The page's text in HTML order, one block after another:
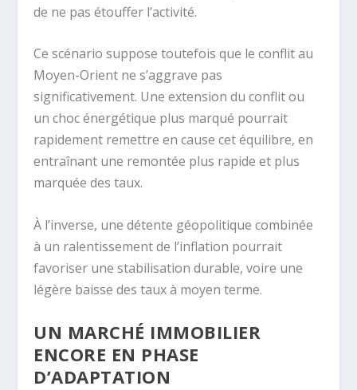
de ne pas étouffer l’activité.
Ce scénario suppose toutefois que le conflit au
Moyen-Orient ne s’aggrave pas
significativement. Une extension du conflit ou
un choc énergétique plus marqué pourrait
rapidement remettre en cause cet équilibre, en
entraînant une remontée plus rapide et plus
marquée des taux.
À l’inverse, une détente géopolitique combinée
à un ralentissement de l’inflation pourrait
favoriser une stabilisation durable, voire une
légère baisse des taux à moyen terme.
UN MARCHÉ IMMOBILIER
ENCORE EN PHASE
D’ADAPTATION